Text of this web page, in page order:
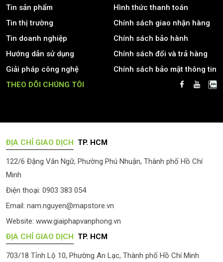
Tin sản phẩm
Tin thị trường
Tin doanh nghiệp
Hướng dẫn sử dụng
Giải pháp công nghệ
Hình thức thanh toán
Chính sách giao nhận hàng
Chính sách bảo hành
Chính sách đổi và trả hàng
Chính sách bảo mật thông tin
THEO DÕI CHÚNG TÔI
ĐỊA CHỈ GIAO DỊCH TP. HCM
122/6 Đặng Văn Ngữ, Phường Phú Nhuận, Thành phố Hồ Chí
Minh
Điện thoại: 0903 383 054
Email: nam.nguyen@mapstore.vn
Website: www.giaiphapvanphong.vn
ĐỊA CHỈ GIAO DỊCH
TP. HCM
703/18 Tỉnh Lộ 10, Phường An Lạc, Thành phố Hồ Chí Minh